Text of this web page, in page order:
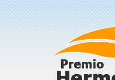
Pasar al contenido principal